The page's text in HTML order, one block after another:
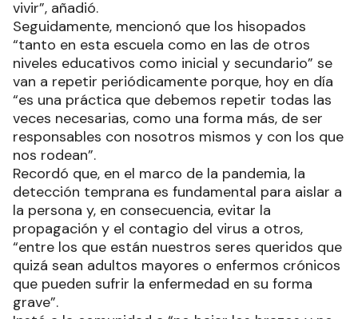
vivir”, añadió.
Seguidamente, mencionó que los hisopados
“tanto en esta escuela como en las de otros
niveles educativos como inicial y secundario” se
van a repetir periódicamente porque, hoy en día
“es una práctica que debemos repetir todas las
veces necesarias, como una forma más, de ser
responsables con nosotros mismos y con los que
nos rodean”.
Recordó que, en el marco de la pandemia, la
detección temprana es fundamental para aislar a
la persona y, en consecuencia, evitar la
propagación y el contagio del virus a otros,
“entre los que están nuestros seres queridos que
quizá sean adultos mayores o enfermos crónicos
que pueden sufrir la enfermedad en su forma
grave”.